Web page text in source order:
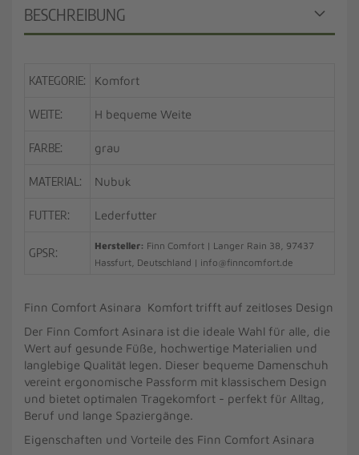
BESCHREIBUNG
KATEGORIE: Komfort
WEITE: H bequeme Weite
FARBE: grau
MATERIAL: Nubuk
FUTTER: Lederfutter
GPSR: Hersteller: Finn Comfort | Langer Rain 38, 97437
Hassfurt, Deutschland | info@finncomfort.de
Finn Comfort Asinara Komfort trifft auf zeitloses Design
Der Finn Comfort Asinara ist die ideale Wahl für alle, die
Wert auf gesunde Füße, hochwertige Materialien und
langlebige Qualität legen. Dieser bequeme Damenschuh
vereint ergonomische Passform mit klassischem Design
und bietet optimalen Tragekomfort - perfekt für Alltag,
Beruf und lange Spaziergänge.
Eigenschaften und Vorteile des Finn Comfort Asinara